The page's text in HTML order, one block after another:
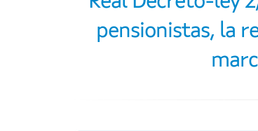
pensionistas, la